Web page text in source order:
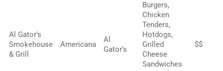
Al Gator’s
Smokehouse
& Grill
Americana
Al
Gator’s
Burgers,
Chicken
Tenders,
Hotdogs,
Grilled
Cheese
Sandwiches
$$